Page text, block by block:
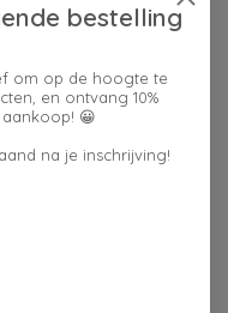
Metaal (19 × 12 × 18
bestelling
om op de hoogte te
en ontvang 10%
😀
na je inschrijving!